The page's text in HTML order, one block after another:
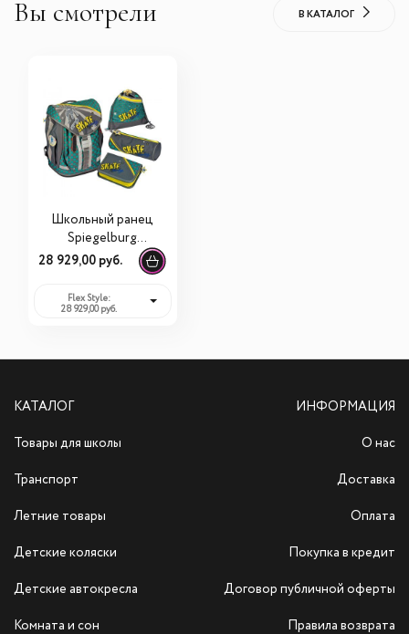
Вы смотрели В КАТАЛОГ
Школьный ранец
Spiegelburg
Skateboarding Flex
наполнением
11871 (Шпигель...
28 929,00 руб.
Flex Style:
28 929,00 руб.
КАТАЛОГ
Товары для школы
Транспорт
Летние товары
Детские коляски
Детские автокресла
Комната и сон
ИНФОРМАЦИЯ
О нас
Доставка
Оплата
Покупка в кредит
Договор публичной оферты
Правила возврата